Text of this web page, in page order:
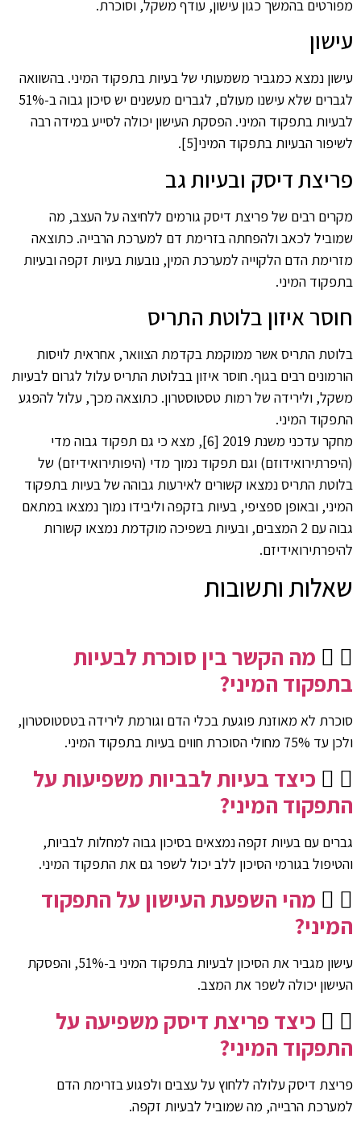
מפורטים בהמשך כגון עישון, עודף משקל, וסוכרת.
עישון
עישון נמצא כמגביר משמעותי של בעיות בתפקוד המיני. בהשוואה
לגברים שלא עישנו מעולם, לגברים מעשנים יש סיכון גבוה ב-51%
לבעיות בתפקוד המיני. הפסקת העישון יכולה לסייע במידה רבה
לשיפור הבעיות בתפקוד המיני[5].
פריצת דיסק ובעיות גב
מקרים רבים של פריצת דיסק גורמים ללחיצה על העצב, מה
שמוביל לכאב ולהפחתה בזרימת דם למערכת הרבייה. כתוצאה
מזרימת הדם הלקוייה למערכת המין, נובעות בעיות זקפה ובעיות
בתפקוד המיני.
חוסר איזון בלוטת התריס
בלוטת התריס אשר ממוקמת בקדמת הצוואר, אחראית לויסות
הורמונים רבים בגוף. חוסר איזון בבלוטת התריס עלול לגרום לבעיות
משקל, ולירידה של רמות טסטוסטרון. כתוצאה מכך, עלול להפגע
התפקוד המיני.
מחקר עדכני משנת 2019 [6], מצא כי גם תפקוד גבוה מדי
(היפרתירואידוזם) וגם תפקוד נמוך מדי (היפותירואידיזם) של
בלוטת התריס נמצאו קשורים לאירעות גבוהה של בעיות בתפקוד
המיני, ובאופן ספציפי, בעיות בזקפה וליבידו נמוך נמצאו במתאם
גבוה עם 2 המצבים, ובעיות בשפיכה מוקדמת נמצאו קשורות
להיפרתירואידיזם.
שאלות ותשובות
מה הקשר בין סוכרת לבעיות
בתפקוד המיני?
סוכרת לא מאוזנת פוגעת בכלי הדם וגורמת לירידה בטסטוסטרון,
ולכן עד 75% מחולי הסוכרת חווים בעיות בתפקוד המיני.
כיצד בעיות לבביות משפיעות על
התפקוד המיני?
גברים עם בעיות זקפה נמצאים בסיכון גבוה למחלות לבביות,
והטיפול בגורמי הסיכון ללב יכול לשפר גם את התפקוד המיני.
מהי השפעת העישון על התפקוד
המיני?
עישון מגביר את הסיכון לבעיות בתפקוד המיני ב-51%, והפסקת
העישון יכולה לשפר את המצב.
כיצד פריצת דיסק משפיעה על
התפקוד המיני?
פריצת דיסק עלולה ללחוץ על עצבים ולפגוע בזרימת הדם
למערכת הרבייה, מה שמוביל לבעיות זקפה.